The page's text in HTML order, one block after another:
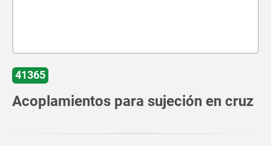
41365
Acoplamientos para sujeción en cruz